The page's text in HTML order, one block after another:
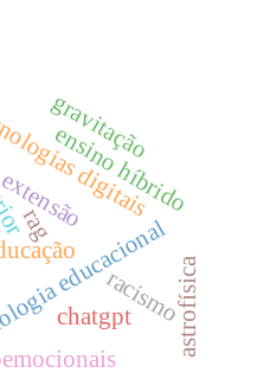
educacional
digitais
rag
ensino híbrido
racismo
chatgpt astrofísica
gravitação